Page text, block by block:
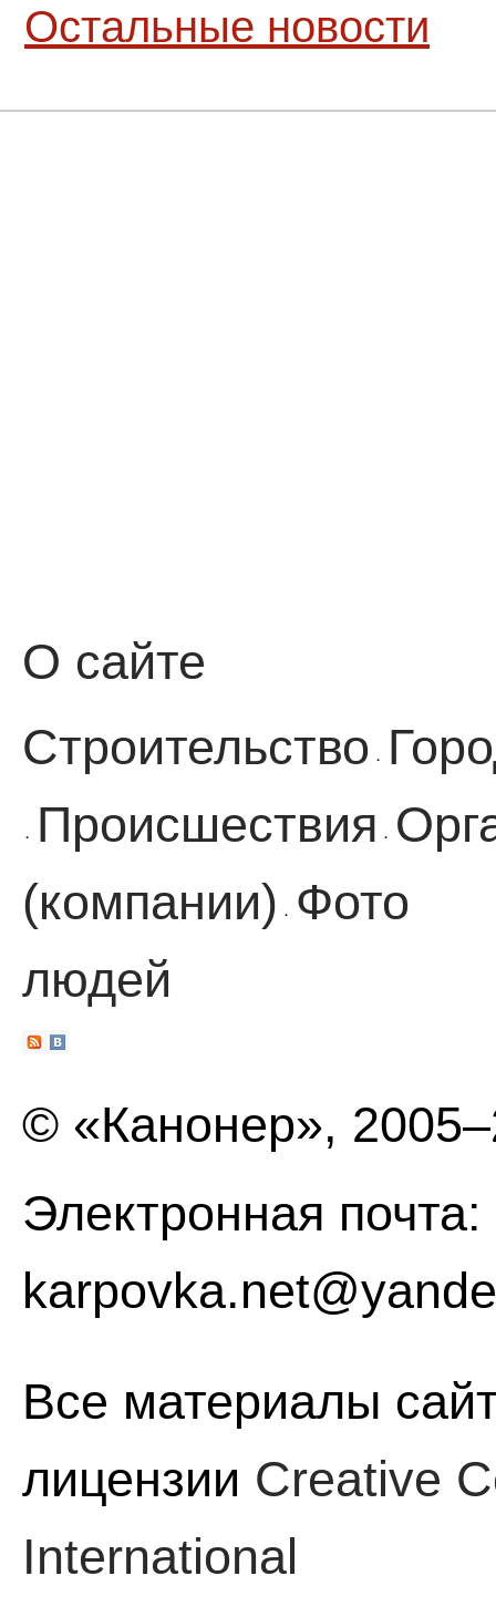
Остальные новости
О сайте
Строительство ·
· Происшествия ·
(компании)
·
Фото
людей
© «Канонер»,
Электронная почта:
Все материалы
лицензии Creative
International